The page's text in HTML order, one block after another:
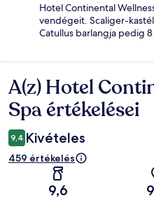
Hotel Continental
vendégeit. Scaliger-
Catullus barlangja pedig
Értékelések
A(z) Hotel
Spa értékelései
9,4 Kivételes
459 értékelés
9,6